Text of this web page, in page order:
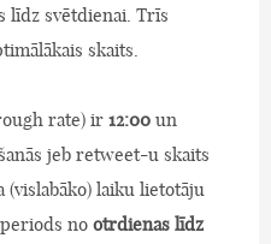
līdz svētdienai. Trīs
skaits.
rate) ir 12:00 un
jeb retweet-u skaits
(vislabāko) laiku lietotāju
no otrdienas līdz